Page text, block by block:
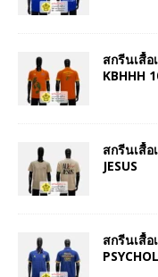
สกรีนเสื้อ
KBHHH
สกรีนเสื้อ
JESUS
สกรีนเสื้อ